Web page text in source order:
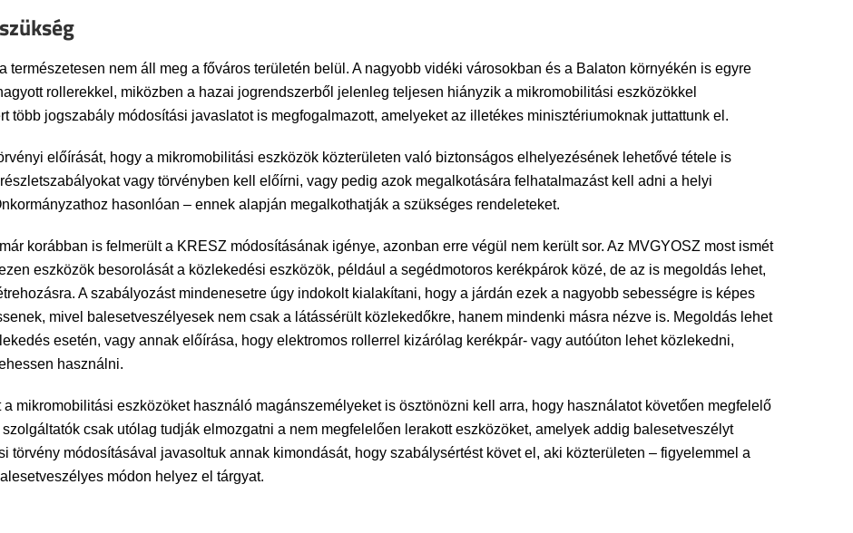
természetesen nem áll meg a főváros területén belül. A nagyobb vidéki városokban és a Balaton környékén is egyre
rollerekkel, miközben a hazai jogrendszerből jelenleg teljesen hiányzik a mikromobilitási eszközökkel
több jogszabály módosítási javaslatot is megfogalmazott, amelyeket az illetékes minisztériumoknak juttattunk el.
előírását, hogy a mikromobilitási eszközök közterületen való biztonságos elhelyezésének lehetővé tétele is
vagy törvényben kell előírni, vagy pedig azok megalkotására felhatalmazást kell adni a helyi
hasonlóan – ennek alapján megalkothatják a szükséges rendeleteket.
korábban is felmerült a KRESZ módosításának igénye, azonban erre végül nem került sor. Az MVGYOSZ most ismét
eszközök besorolását a közlekedési eszközök, például a segédmotoros kerékpárok közé, de az is megoldás lehet,
A szabályozást mindenesetre úgy indokolt kialakítani, hogy a járdán ezek a nagyobb sebességre is képes
mivel balesetveszélyesek nem csak a látássérült közlekedőkre, hanem mindenki másra nézve is. Megoldás lehet
esetén, vagy annak előírása, hogy elektromos rollerrel kizárólag kerékpár- vagy autóúton lehet közlekedni,
használni.
mikromobilitási eszközöket használó magánszemélyeket is ösztönözni kell arra, hogy használatot követően megfelelő
csak utólag tudják elmozgatni a nem megfelelően lerakott eszközöket, amelyek addig balesetveszélyt
törvény módosításával javasoltuk annak kimondását, hogy szabálysértést követ el, aki közterületen – figyelemmel a
módon helyez el tárgyat.